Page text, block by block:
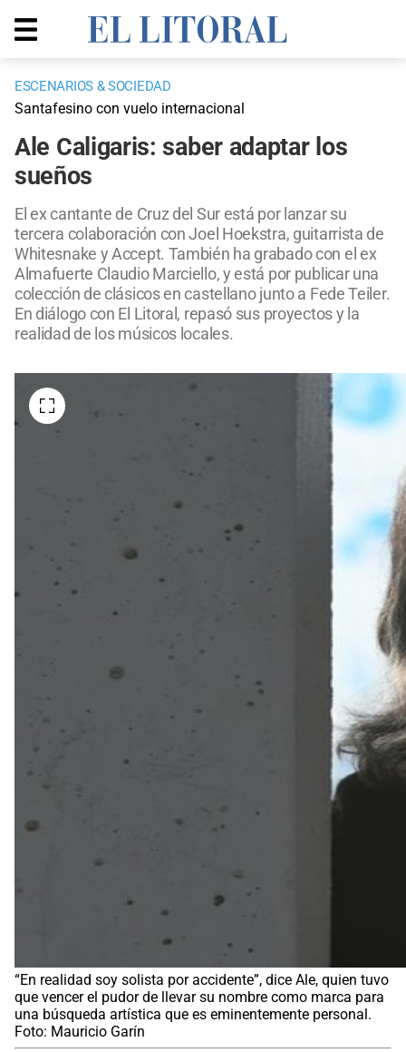
ESCENARIOS & SOCIEDAD
Santafesino con vuelo internacional
Ale Caligaris: saber adaptar los
sueños
El ex cantante de Cruz del Sur está por lanzar su
tercera colaboración con Joel Hoekstra, guitarrista de
Whitesnake y Accept. También ha grabado con el ex
Almafuerte Claudio Marciello, y está por publicar una
colección de clásicos en castellano junto a Fede Teiler.
En diálogo con El Litoral, repasó sus proyectos y la
realidad de los músicos locales.
“En realidad soy solista por accidente”, dice Ale, quien tuvo
que vencer el pudor de llevar su nombre como marca para
una búsqueda artística que es eminentemente personal.
Foto: Mauricio Garín